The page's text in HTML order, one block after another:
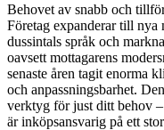
Behovet av snabb och
Företag expanderar till nya
dussintals språk och
oavsett mottagarens
senaste åren tagit enorma
och anpassningsbarhet.
verktyg för just ditt behov
är inköpsansvarig på ett